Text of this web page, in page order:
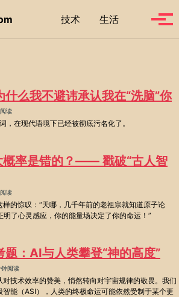
技术 生活 Toggle
么我不避讳承认我在“洗脑”你
读
，在现代语境下已经被彻底污名化了。
概率是错的？—— 戳破“古人智
读
的惊叹：“天哪，几千年前的老祖宗就知道原子论
明了心灵感应，你的能量场决定了你的命运！”
：AI与人类攀登“神的高度”
阅读
对技术效率的赞美，悄然转向对宇宙规律的敬畏。我们
能（ASI），人类的终极命运可能依然受制于某个更